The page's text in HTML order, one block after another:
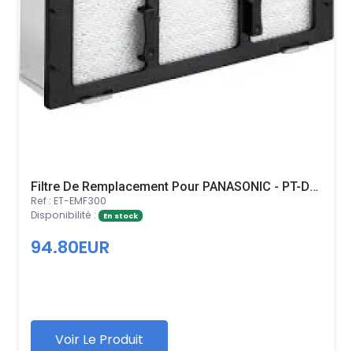
Filtre De Remplacement Pour PANASONIC - PT-DZ770UL
Ref : ET-EMF300
Disponibilité :
En stock
94.80EUR
Voir Le Produit